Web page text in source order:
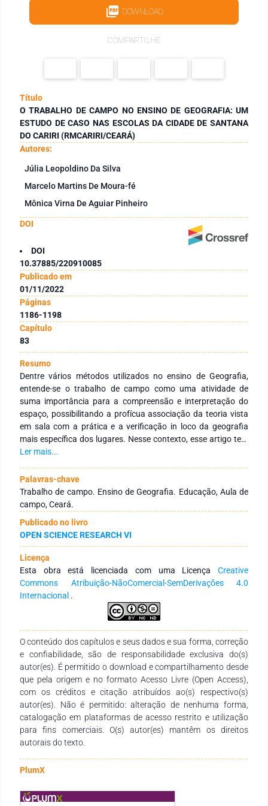
DOWNLOAD
COMPARTILHE
Título
O TRABALHO DE CAMPO NO ENSINO DE GEOGRAFIA: UM
ESTUDO DE CASO NAS ESCOLAS DA CIDADE DE SANTANA
DO CARIRI (RMCARIRI/CEARÁ)
Autores:
Júlia Leopoldino Da Silva
Marcelo Martins De Moura-fé
Mônica Virna De Aguiar Pinheiro
DOI
DOI
10.37885/220910085
Publicado em
01/11/2022
Páginas
1186-1198
Capítulo
83
Resumo
Dentre vários métodos utilizados no ensino de Geografia,
entende-se o trabalho de campo como uma atividade de
suma importância para a compreensão e interpretação do
espaço, possibilitando a profícua associação da teoria vista
em sala com a prática e a verificação in loco da geografia
mais específica dos lugares. Nesse contexto, esse artigo tem
como objetivo analisar a contribuição do trabalho de campo
Santana do Cariri, Região Metropolitana do Cariri, sul do
Ceará. Quanto aos procedimentos metodológicos a pesquisa
apresenta estudos de caso, delimitados em três escolas
públicas da cidade de Santana do Cariri, apoiados por leituras
e análises de bibliografias específicas no assunto, trabalhos
de campo, apoiados com pesquisa de opinião junto a parte do
corpo docente das escolas. A pesquisa revelou que, mesmo
em função da falta de recursos e as dificuldades enfrentadas,
trabalhos de campo estão sendo realizados pelos
professores e professoras, com a obtenção de bons
resultados no ensino-aprendizagem discente, a partir do
planejamento cauteloso, domínio das temáticas e das
conhecimento geográfico.
Ler mais...
Palavras-chave
Trabalho de campo. Ensino de Geografia. Educação, Aula de
campo, Ceará.
Publicado no livro
OPEN SCIENCE RESEARCH VI
Licença
Esta obra está licenciada com uma Licença Creative
Commons Atribuição-NãoComercial-SemDerivações 4.0
Internacional .
O conteúdo dos capítulos e seus dados e sua forma, correção
e confiabilidade, são de responsabilidade exclusiva do(s)
autor(es). É permitido o download e compartilhamento desde
que pela origem e no formato Acesso Livre (Open Access),
com os créditos e citação atribuídos ao(s) respectivo(s)
autor(es). Não é permitido: alteração de nenhuma forma,
catalogação em plataformas de acesso restrito e utilização
para fins comerciais. O(s) autor(es) mantêm os direitos
autorais do texto.
PlumX